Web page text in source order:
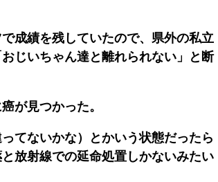
成績を残していたので、県外の私立
じいちゃん達と離れられない」と断
が見つかった。
てないかな）とかいう状態だったら
放射線での延命処置しかないみたい